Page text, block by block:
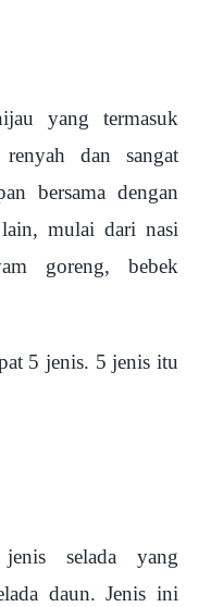
yang termasuk
dan sangat
bersama dengan
mulai dari nasi
goreng, bebek
5 jenis. 5 jenis itu
jenis selada yang
daun. Jenis ini